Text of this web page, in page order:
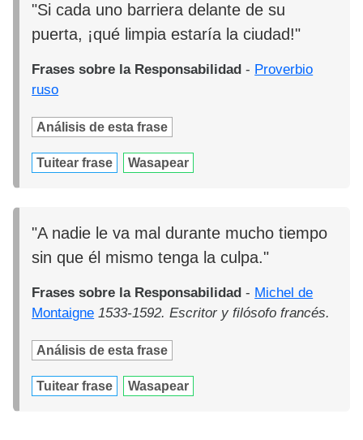
"Si cada uno barriera delante de su
puerta, ¡qué limpia estaría la ciudad!"
Frases sobre la Responsabilidad - Proverbio
ruso
Análisis de esta frase
Tuitear frase Wasapear
"A nadie le va mal durante mucho tiempo
sin que él mismo tenga la culpa."
Frases sobre la Responsabilidad - Michel de
Montaigne 1533-1592. Escritor y filósofo francés.
Análisis de esta frase
Tuitear frase Wasapear